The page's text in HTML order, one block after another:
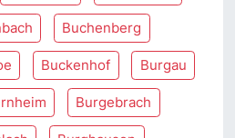
Buchenberg
Buckenhof Burgau
Burgebrach